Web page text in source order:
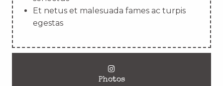
Et netus et malesuada fames ac turpis
egestas
Photos